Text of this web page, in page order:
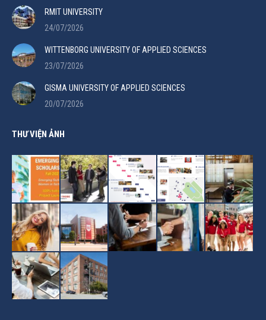
RMIT UNIVERSITY
24/07/2026
WITTENBORG UNIVERSITY OF APPLIED SCIENCES
23/07/2026
GISMA UNIVERSITY OF APPLIED SCIENCES
20/07/2026
THƯ VIỆN ẢNH